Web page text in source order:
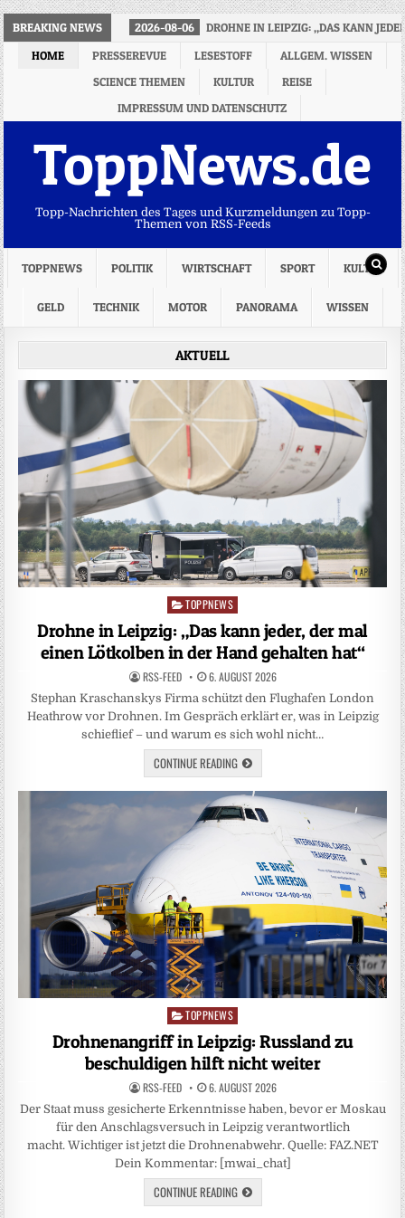
BREAKING NEWS 2026-08-06
DROHNE IN LEIPZIG: „DAS KANN
HOME
PRESSEREVUE LESESTOFF
ALLGEM. WISSEN
SCIENCE THEMEN
KULTUR
REISE
IMPRESSUM UND DATENSCHUTZ
ToppNews.de
Topp-Nachrichten des Tages und Kurzmeldungen zu Topp-
Themen von RSS-Feeds
TOPPNEWS POLITIK WIRTSCHAFT SPORT KULTUR
GELD TECHNIK MOTOR PANORAMA WISSEN
AKTUELL
Posted
TOPPNEWS
Drohne in Leipzig: „Das kann jeder, der mal
einen Lötkolben in der Hand gehalten hat“
RSS-FEED 6. AUGUST 2026
Stephan Kraschanskys Firma schützt den Flughafen London
Heathrow vor Drohnen. Im Gespräch erklärt er, was in Leipzig
schieflief – und warum es sich wohl nicht…
CONTINUE READING
Posted
in
TOPPNEWS
Drohnenangriff in Leipzig: Russland zu
beschuldigen hilft nicht weiter
RSS-FEED 6. AUGUST 2026
Der Staat muss gesicherte Erkenntnisse haben, bevor er Moskau
für den Anschlagsversuch in Leipzig verantwortlich
macht. Wichtiger ist jetzt die Drohnenabwehr. Quelle: FAZ.NET
Dein Kommentar: [mwai_chat]
CONTINUE READING